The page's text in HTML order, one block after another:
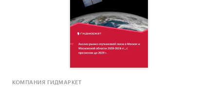
КОМПАНИЯ ГИДМАРКЕТ